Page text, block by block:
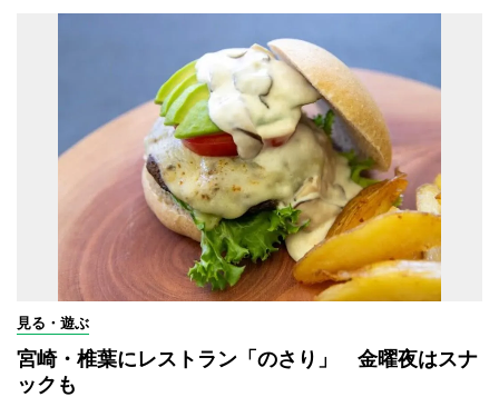
見る・遊ぶ
宮崎・椎葉にレストラン「のさり」 金曜夜はスナ
ックも